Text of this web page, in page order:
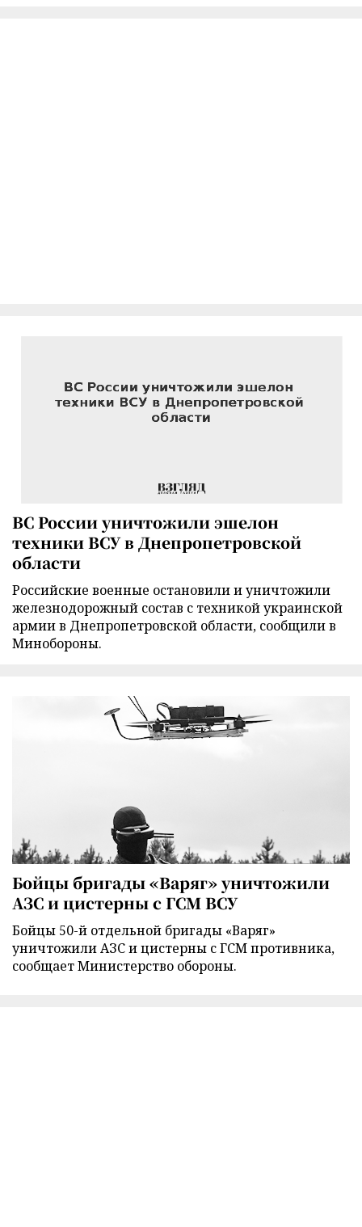
ВС России уничтожили эшелон
техники ВСУ в Днепропетровской
области
Российские военные остановили и уничтожили
железнодорожный состав с техникой украинской
армии в Днепропетровской области, сообщили в
Минобороны.
Бойцы бригады «Варяг» уничтожили
АЗС и цистерны с ГСМ ВСУ
Бойцы 50-й отдельной бригады «Варяг»
уничтожили АЗС и цистерны с ГСМ противника,
сообщает Министерство обороны.